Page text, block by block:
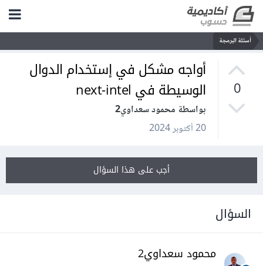
أسئلة البرمجة
0
أواجه مشكل في إستخدام الدوال
الوسيطة في next-intel
بواسطة محمود سعداوي2
20 أكتوبر 2024
أجب على هذا السؤال
السؤال
محمود سعداوي2